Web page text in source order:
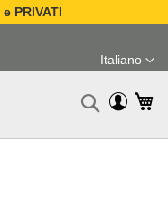
PRIVATI
Lingua
Italiano